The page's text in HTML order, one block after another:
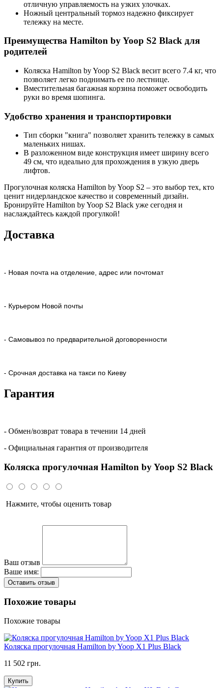
отличную управляемость на узких улочках.
Ножный центральный тормоз надежно фиксирует
тележку на месте.
Преимущества Hamilton by Yoop S2 Black для
родителей
Коляска Hamilton by Yoop S2 Black весит всего 7.4 кг, что
позволяет легко поднимать ее по лестнице.
Вместительная багажная корзина поможет освободить
руки во время шопинга.
Удобство хранения и транспортировки
Тип сборки "книга" позволяет хранить тележку в самых
маленьких нишах.
В разложенном виде конструкция имеет ширину всего
49 см, что идеально для прохождения в узкую дверь
лифтов.
Прогулочная коляска Hamilton by Yoop S2 – это выбор тех, кто
ценит нидерландское качество и современный дизайн.
Бронируйте Hamilton by Yoop S2 Black уже сегодня и
наслаждайтесь каждой прогулкой!
Доставка
- Новая почта на отделение, адрес или почтомат
- Курьером Новой почты
- Самовывоз по предварительной договоренности
- Срочная доставка на такси по Киеву
Гарантия
- Обмен/возврат товара в течении 14 дней
- Официальная гарантия от производителя
Коляска прогулочная Hamilton by Yoop S2 Black
Нажмите, чтобы оценить товар
Ваш отзыв
Ваше имя:
Оставить отзыв
Похожие товары
Похожие товары
Коляска прогулочная Hamilton by Yoop X1 Plus Black
11 502 грн.
Купить